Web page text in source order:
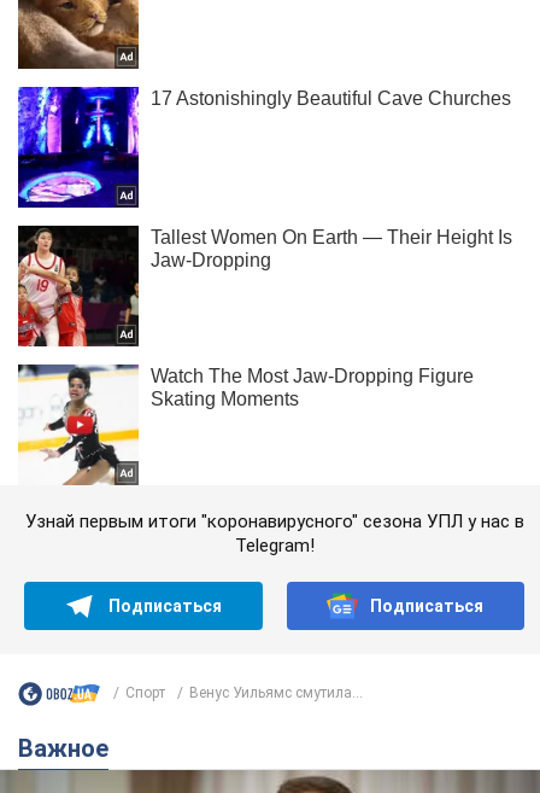
Узнай первым итоги "коронавирусного" сезона УПЛ у нас в
Telegram!
Подписаться Подписаться
Спорт Венус Уильямс смутила...
Важное